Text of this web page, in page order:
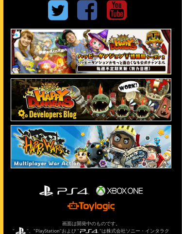
画面は開発中のものです。
"
"、"PlayStation"および " "は株式会社ソニー・インタラク